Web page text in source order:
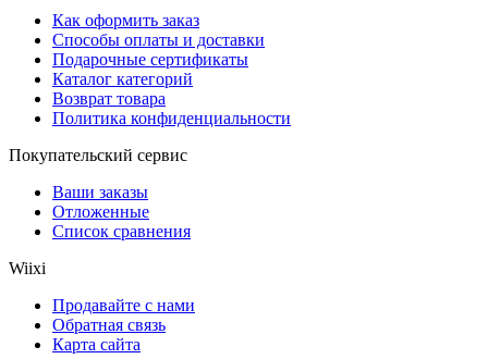
Как оформить заказ
Способы оплаты и доставки
Подарочные сертификаты
Каталог категорий
Возврат товара
Политика конфиденциальности
Покупательский сервис
Ваши заказы
Отложенные
Список сравнения
Wiixi
Продавайте с нами
Обратная связь
Карта сайта